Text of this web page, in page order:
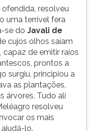
resolveu
uma terrível fera
se do Javali de
cujos olhos saíam
capaz de emitir raios
prontos a
surgiu, principiou a
as plantações,
árvores. Tudo ali
resolveu
os mais
lo.